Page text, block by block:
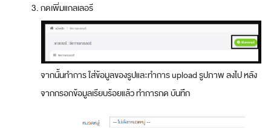
กดเพิ่มแกลเลอรี
จากนั้นทำการ ใส่ข้อมูลของรูปและทำการ upload รูปภาพ ลงไป หลัง
จากกรอกข้อมูลเรียบร้อยแล้ว ทำการกด บันทึก